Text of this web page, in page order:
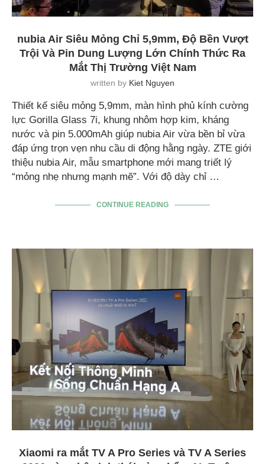
nubia Air Siêu Mỏng Chỉ 5,9mm, Độ Bền Vượt
Trội Và Pin Dung Lượng Lớn Chính Thức Ra
Mắt Thị Trường Việt Nam
written by Kiet Nguyen
Thiết kế siêu mỏng 5,9mm, màn hình phủ kính cường
lực Gorilla Glass 7i, khung nhôm hợp kim, kháng
nước và pin 5.000mAh giúp nubia Air vừa bền bỉ vừa
đáp ứng trọn vẹn nhu cầu di động hằng ngày. ZTE giới
thiệu nubia Air, mẫu smartphone mới mang triết lý
“mỏng nhẹ nhưng mạnh mẽ”. Với độ dày chỉ …
CONTINUE READING
Xiaomi ra mắt TV A Pro Series và TV A Series